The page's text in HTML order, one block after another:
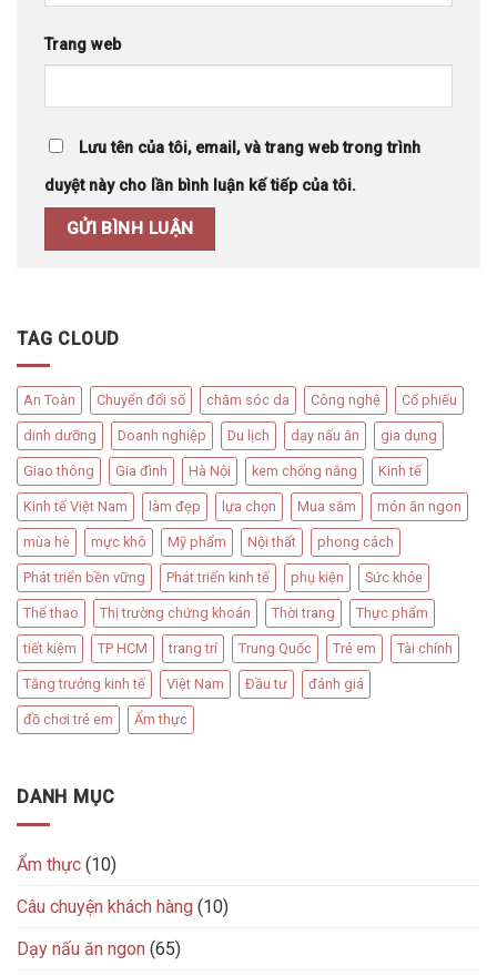
Trang web
Lưu tên của tôi, email, và trang web trong trình
duyệt này cho lần bình luận kế tiếp của tôi.
TAG CLOUD
An Toàn Chuyển đổi số chăm sóc da Công nghệ Cổ phiếu
dinh dưỡng Doanh nghiệp Du lịch dạy nấu ăn gia dụng
Giao thông Gia đình Hà Nội kem chống nắng Kinh tế
Kinh tế Việt Nam làm đẹp lựa chọn Mua sắm món ăn ngon
mùa hè mực khô Mỹ phẩm Nội thất phong cách
Phát triển bền vững Phát triển kinh tế phụ kiện Sức khỏe
Thể thao Thị trường chứng khoán Thời trang Thực phẩm
tiết kiệm TP HCM trang trí Trung Quốc Trẻ em Tài chính
Tăng trưởng kinh tế Việt Nam Đầu tư đánh giá
đồ chơi trẻ em Ẩm thực
DANH MỤC
Ẩm thực (10)
Câu chuyện khách hàng (10)
Dạy nấu ăn ngon (65)